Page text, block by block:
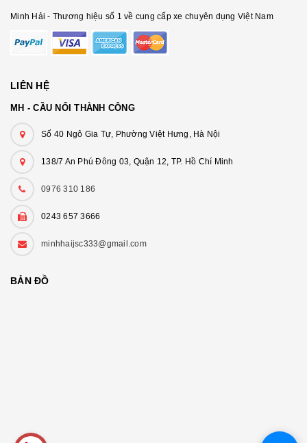
Minh Hải - Thương hiệu số 1 về cung cấp xe chuyên dụng Việt Nam
LIÊN HỆ
MH - CẦU NỐI THÀNH CÔNG
Số 40 Ngô Gia Tự, Phường Việt Hưng, Hà Nội
138/7 An Phú Đông 03, Quận 12, TP. Hồ Chí Minh
0976 310 186
0243 657 3666
minhhaijsc333@gmail.com
BẢN ĐỒ